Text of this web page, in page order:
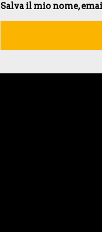
Salva il mio nome,